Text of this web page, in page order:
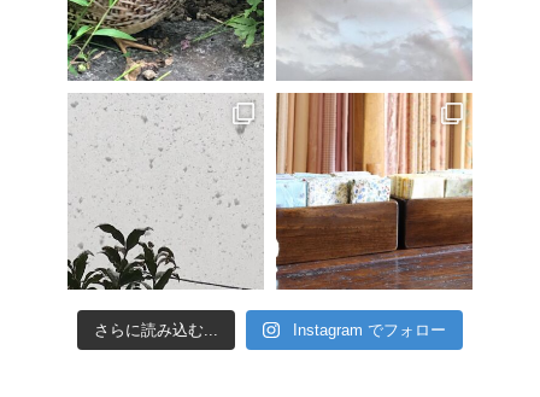
さらに読み込む... Instagram でフォロー